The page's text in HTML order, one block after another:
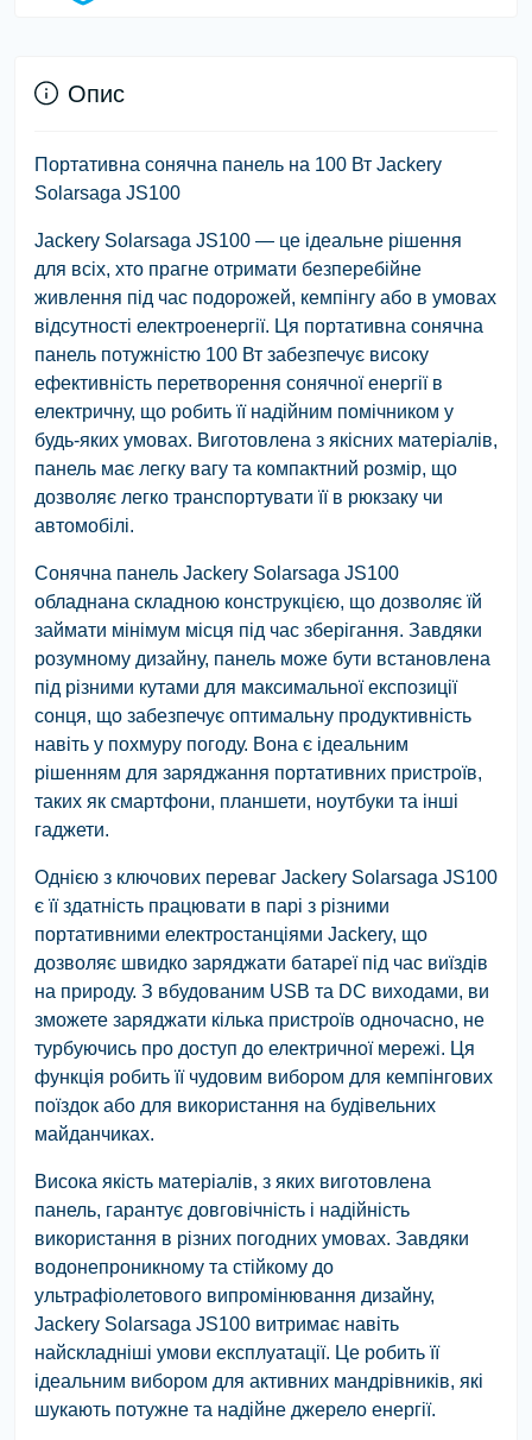
Опис
Портативна сонячна панель на 100 Вт Jackery
Solarsaga JS100
Jackery Solarsaga JS100 — це ідеальне рішення
для всіх, хто прагне отримати безперебійне
живлення під час подорожей, кемпінгу або в умовах
відсутності електроенергії. Ця портативна сонячна
панель потужністю 100 Вт забезпечує високу
ефективність перетворення сонячної енергії в
електричну, що робить її надійним помічником у
будь-яких умовах. Виготовлена з якісних матеріалів,
панель має легку вагу та компактний розмір, що
дозволяє легко транспортувати її в рюкзаку чи
автомобілі.
Сонячна панель Jackery Solarsaga JS100
обладнана складною конструкцією, що дозволяє їй
займати мінімум місця під час зберігання. Завдяки
розумному дизайну, панель може бути встановлена
під різними кутами для максимальної експозиції
сонця, що забезпечує оптимальну продуктивність
навіть у похмуру погоду. Вона є ідеальним
рішенням для заряджання портативних пристроїв,
таких як смартфони, планшети, ноутбуки та інші
гаджети.
Однією з ключових переваг Jackery Solarsaga JS100
є її здатність працювати в парі з різними
портативними електростанціями Jackery, що
дозволяє швидко заряджати батареї під час виїздів
на природу. З вбудованим USB та DC виходами, ви
зможете заряджати кілька пристроїв одночасно, не
турбуючись про доступ до електричної мережі. Ця
функція робить її чудовим вибором для кемпінгових
поїздок або для використання на будівельних
майданчиках.
Висока якість матеріалів, з яких виготовлена
панель, гарантує довговічність і надійність
використання в різних погодних умовах. Завдяки
водонепроникному та стійкому до
ультрафіолетового випромінювання дизайну,
Jackery Solarsaga JS100 витримає навіть
найскладніші умови експлуатації. Це робить її
ідеальним вибором для активних мандрівників, які
шукають потужне та надійне джерело енергії.